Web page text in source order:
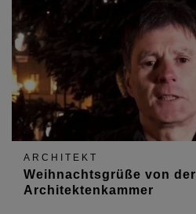
ARCHITEKT
Weihnachtsgrüße von der
Architektenkammer